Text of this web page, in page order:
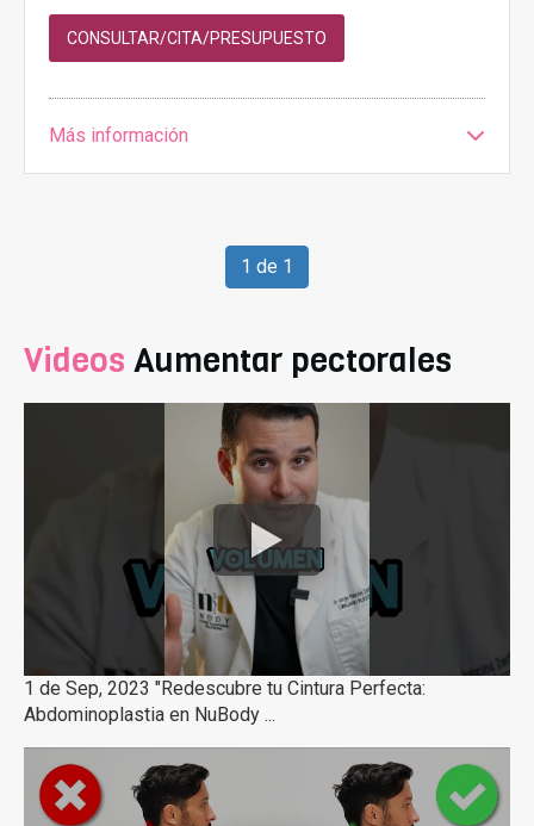
CONSULTAR/CITA/PRESUPUESTO
Más información
1 de 1
Videos Aumentar pectorales
1 de Sep, 2023 "Redescubre tu Cintura Perfecta:
Abdominoplastia en NuBody ...